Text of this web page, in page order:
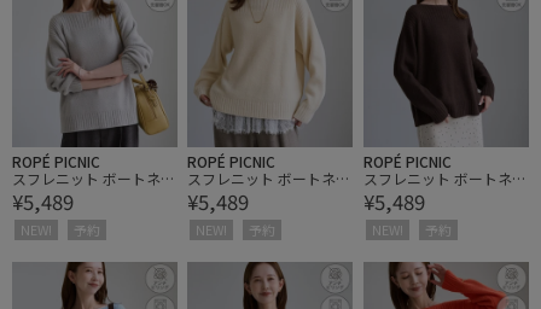
ROPÉ PICNIC
スフレニット ボートネッ
クプルオーバー
¥5,489
NEW! 予約
ROPÉ PICNIC
スフレニット ボートネッ
クプルオーバー
¥5,489
NEW! 予約
ROPÉ PICNIC
スフレニット ボートネッ
クプルオーバー
¥5,489
NEW! 予約